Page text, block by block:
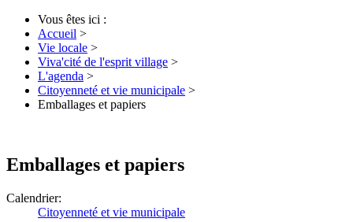
Vous êtes ici :
Accueil >
Vie locale >
Viva'cité de l'esprit village >
L'agenda >
Citoyenneté et vie municipale >
Emballages et papiers
Emballages et papiers
Calendrier:
Citoyenneté et vie municipale